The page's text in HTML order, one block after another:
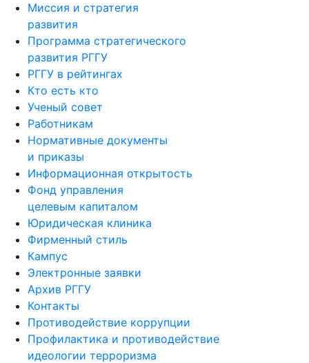
Миссия и стратегия
развития
Программа стратегического
развития РГГУ
РГГУ в рейтингах
Кто есть кто
Ученый совет
Работникам
Нормативные документы
и приказы
Информационная открытость
Фонд управления
целевым капиталом
Юридическая клиника
Фирменный стиль
Кампус
Электронные заявки
Архив РГГУ
Контакты
Противодействие коррупции
Профилактика и противодействие
идеологии терроризма